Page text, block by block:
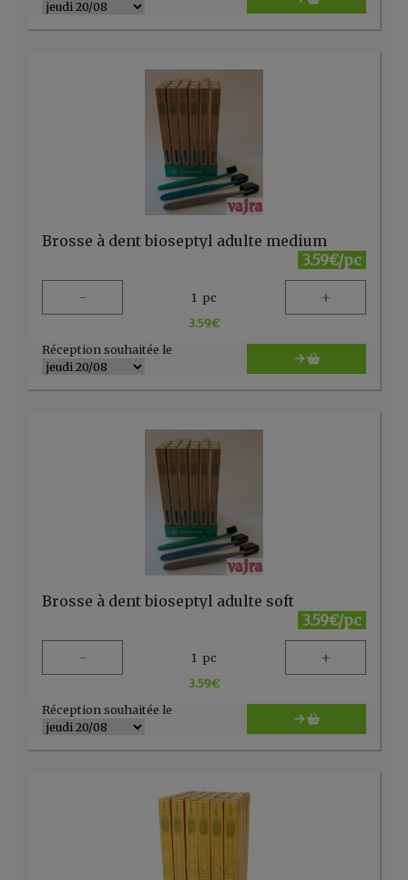
Brosse à dent bioseptyl adulte medium
3.59€/pc
- 1 pc +
3.59€
Réception souhaitée le
Brosse à dent bioseptyl adulte soft
3.59€/pc
- 1 pc +
3.59€
Réception souhaitée le